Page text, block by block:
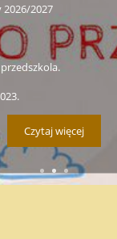
2026/2027
Czytaj więcej